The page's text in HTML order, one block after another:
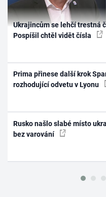
Ukrajincům se lehčí trestná
Pospíšil chtěl vidět čísla
Prima přinese další krok
rozhodující odvetu v Lyonu
Rusko našlo slabé místo
bez varování